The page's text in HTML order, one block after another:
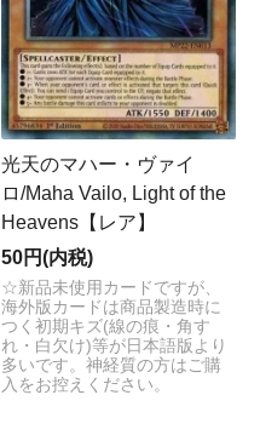
光天のマハー・ヴァイ
ロ/Maha Vailo, Light of the
Heavens【レア】
50円(内税)
☆新品未使用カードですが、
海外版カードは商品製造時に
つく初期キズ(線の痕・角す
れ・白欠け)等が日本語版より
多いです。神経質の方はご購
入をお控えください。